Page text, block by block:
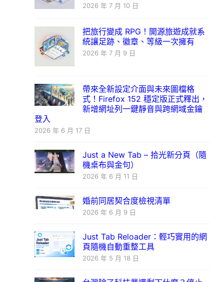
2026 年 7 月 10 日
把旅行變成 RPG！開源旅遊成就系
統讓足跡、徽章、等級一次擁有
2026 年 7 月 9 日
帶來全新設定介面與未來圖檔格
式！Firefox 152 穩定版正式釋出，
新增網址列一鍵靜音與跨網域金鑰
登入
2026 年 6 月 17 日
Just a New Tab – 拾光新分頁（隨
機桌布與金句）
2026 年 6 月 11 日
婚前同居契合度檢視清單
2026 年 6 月 9 日
Just Tab Reloader：輕巧實用的網
頁隨機自動重整工具
2026 年 5 月 18 日